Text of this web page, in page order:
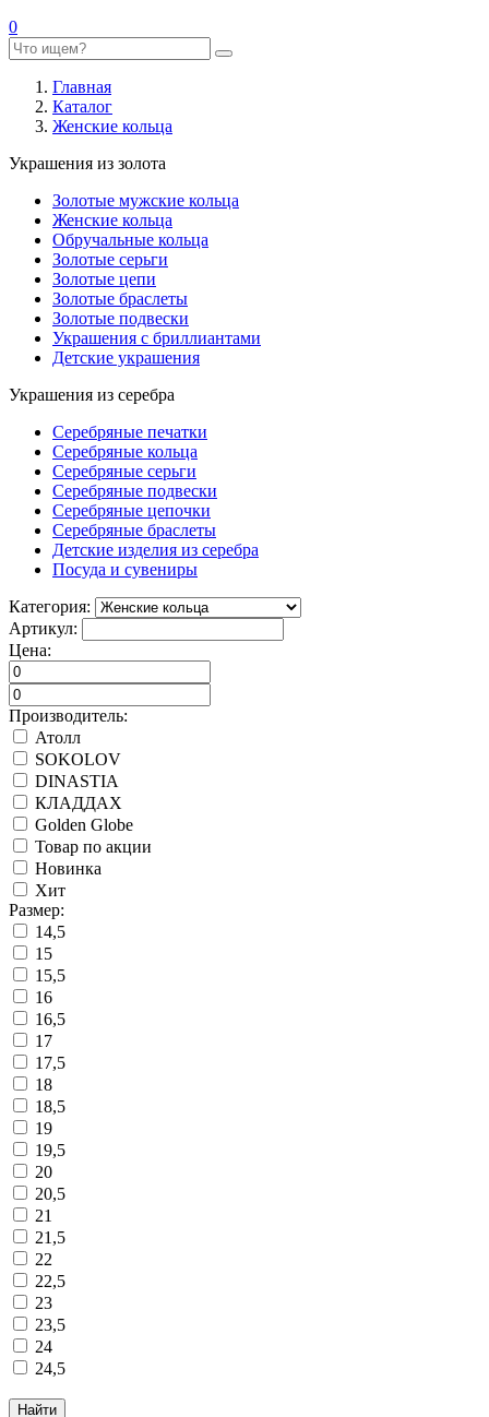
0
Главная
Каталог
Женские кольца
Украшения из золота
Золотые мужские кольца
Женские кольца
Обручальные кольца
Золотые серьги
Золотые цепи
Золотые браслеты
Золотые подвески
Украшения с бриллиантами
Детские украшения
Украшения из серебра
Серебряные печатки
Серебряные кольца
Серебряные серьги
Серебряные подвески
Серебряные цепочки
Серебряные браслеты
Детские изделия из серебра
Посуда и сувениры
Категория:
Артикул:
Цена:
Производитель:
Атолл
SOKOLOV
DINASTIA
КЛАДДАХ
Golden Globe
Товар по акции
Новинка
Хит
Размер:
14,5
15
15,5
16
16,5
17
17,5
18
18,5
19
19,5
20
20,5
21
21,5
22
22,5
23
23,5
24
24,5